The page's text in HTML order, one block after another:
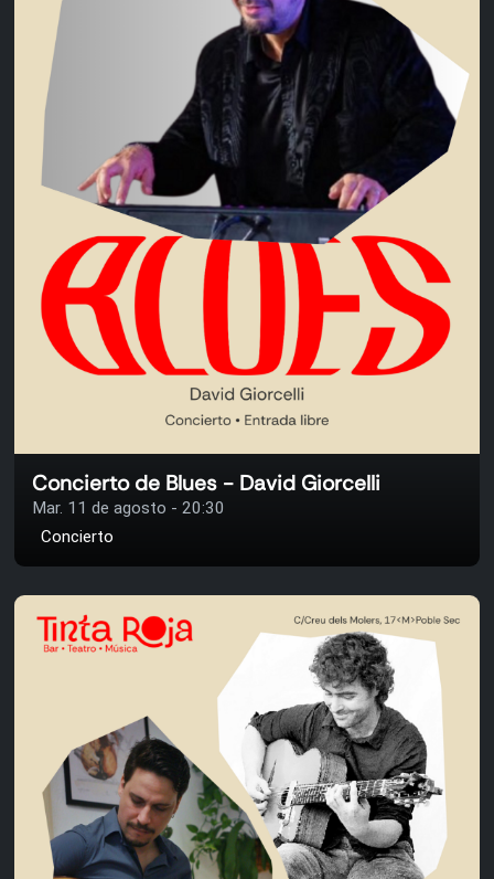
Concierto de Blues - David Giorcelli
Mar. 11 de agosto - 20:30
Concierto